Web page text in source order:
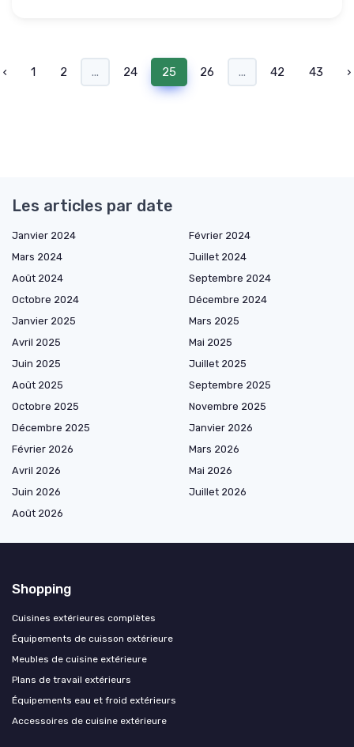
‹ 1 2 ... 24 25 26 ... 42 43 ›
Les articles par date
Janvier 2024
Février 2024
Mars 2024
Juillet 2024
Août 2024
Septembre 2024
Octobre 2024
Décembre 2024
Janvier 2025
Mars 2025
Avril 2025
Mai 2025
Juin 2025
Juillet 2025
Août 2025
Septembre 2025
Octobre 2025
Novembre 2025
Décembre 2025
Janvier 2026
Février 2026
Mars 2026
Avril 2026
Mai 2026
Juin 2026
Juillet 2026
Août 2026
Shopping
Cuisines extérieures complètes
Équipements de cuisson extérieure
Meubles de cuisine extérieure
Plans de travail extérieurs
Équipements eau et froid extérieurs
Accessoires de cuisine extérieure